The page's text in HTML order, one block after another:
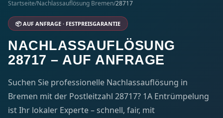
Startseite/Nachlassauflösung Bremen/28717
📦 AUF ANFRAGE · FESTPREISGARANTIE
NACHLASSAUFLÖSUNG
28717 – AUF ANFRAGE
Suchen Sie professionelle Nachlassauflösung in
Bremen mit der Postleitzahl 28717? 1A Entrümpelung
ist Ihr lokaler Experte – schnell, fair, mit